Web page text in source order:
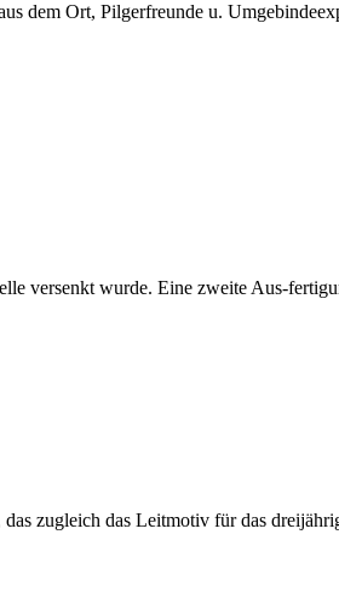
dem Ort, Pilgerfreunde u.
versenkt wurde. Eine zweite Aus-
zugleich das Leitmotiv für das